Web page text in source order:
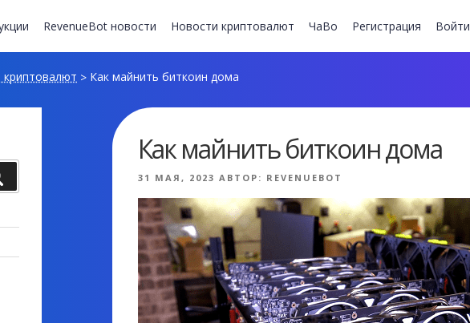
RevenueBot новости Новости криптовалют ЧаВо Регистрация Войти
> Как майнить биткоин дома
Как майнить биткоин дома
ОПУБЛИКОВАНО
31 МАЯ, 2023 АВТОР: REVENUEBOT